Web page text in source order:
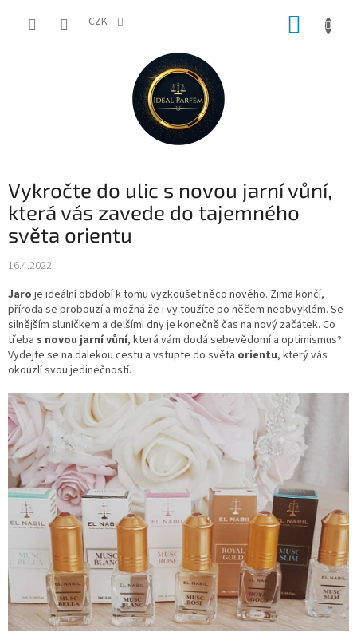
CZK
Vykročte do ulic s novou jarní vůní,
která vás zavede do tajemného
světa orientu
16.4.2022
Jaro je ideální období k tomu vyzkoušet něco nového. Zima končí,
příroda se probouzí a možná že i vy toužíte po něčem neobvyklém. Se
silnějším sluníčkem a delšími dny je konečně čas na nový začátek. Co
třeba s novou jarní vůní, která vám dodá sebevědomí a optimismus?
Vydejte se na dalekou cestu a vstupte do světa orientu, který vás
okouzlí svou jedinečností.